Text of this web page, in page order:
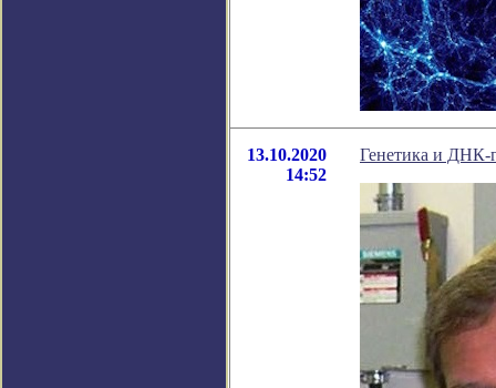
13.10.2020
14:52
Генетика и ДНК-